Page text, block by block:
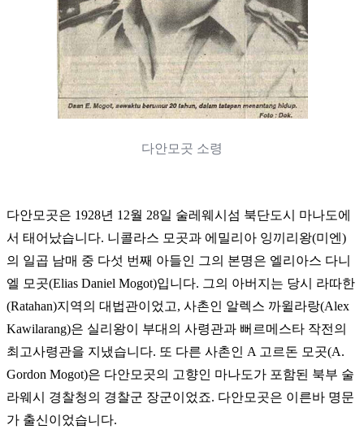
다안모곳 소령
다안모곳은 1928년 12월 28일 술레웨시섬 북단도시 마나도에
서 태어났습니다. 니콜라스 모곳과 에밀리아 잉끼리왕(미엔)
의 일곱 남매 중 다섯 번째 아들인 그의 본명은 엘리아스 다니
엘 모곳(Elias Daniel Mogot)입니다. 그의 아버지는 당시 라따한
(Ratahan)지역의 대법관이었고, 사촌인 알렉스 까윌라랑(Alex
Kawilarang)은 실리왕이 부대의 사령관과 뻐르메스타 작전의
최고사령관을 지냈습니다. 또 다른 사촌인 A 고르돈 모곳(A.
Gordon Mogot)은 다안모곳의 고향인 마나도가 포함된 북부 술
라웨시 경찰청의 경찰군 장군이었죠. 다안모곳은 이른바 명문
가 출신이었습니다.